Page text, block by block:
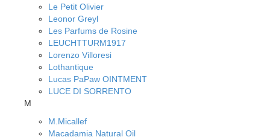
Le Petit Olivier
Leonor Greyl
Les Parfums de Rosine
LEUCHTTURM1917
Lorenzo Villoresi
Lothantique
Lucas PaPaw OINTMENT
LUCE DI SORRENTO
M
M.Micallef
Macadamia Natural Oil